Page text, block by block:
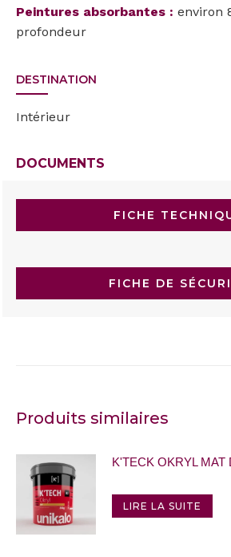
Peintures absorbantes : environ
profondeur
DESTINATION
Intérieur
DOCUMENTS
FICHE
FICHE DE
Produits similaires
K'TECK OKRYL MAT
LIRE LA SUITE